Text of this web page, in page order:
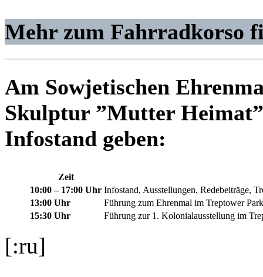
Mehr zum Fahrradkorso
Am Sowjetischen
Skulptur ”Mutter
Infostand geben:
Zeit
10:00 – 17:00 Uhr Infostand, Ausstellungen, Redebeiträge,
13:00 Uhr
Führung zum Ehrenmal im Treptower Park
15:30 Uhr
Führung zur 1. Kolonialausstellung im
[:ru]